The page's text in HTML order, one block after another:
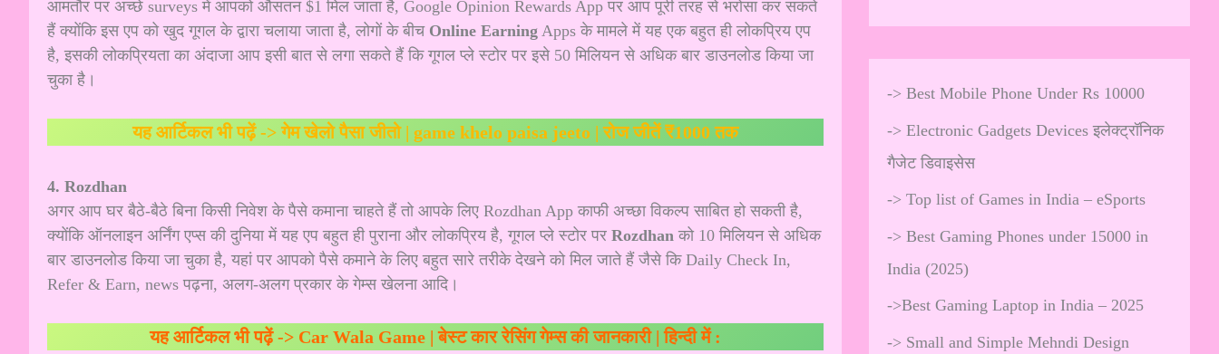
आमतौर पर अच्छे surveys में आपको औसतन $1 मिल जाता है, Google Opinion Rewards App पर आप पूरी तरह से भरोसा कर सकते
हैं क्योंकि इस एप को खुद गूगल के द्वारा चलाया जाता है, लोगों के बीच Online Earning Apps के मामले में यह एक बहुत ही लोकप्रिय एप
है, इसकी लोकप्रियता का अंदाजा आप इसी बात से लगा सकते हैं कि गूगल प्ले स्टोर पर इसे 50 मिलियन से अधिक बार डाउनलोड किया जा
चुका है।
यह आर्टिकल भी पढ़ें ->गेम खेलो पैसा जीतो | game khelo paisa jeeto | रोज जीतें ₹1000 तक
4. Rozdhan
अगर आप घर बैठे-बैठे बिना किसी निवेश के पैसे कमाना चाहते हैं तो आपके लिए Rozdhan App काफी अच्छा विकल्प साबित हो सकती है,
क्योंकि ऑनलाइन अर्निंग एप्स की दुनिया में यह एप बहुत ही पुराना और लोकप्रिय है, गूगल प्ले स्टोर पर Rozdhan को 10 मिलियन से अधिक
बार डाउनलोड किया जा चुका है, यहां पर आपको पैसे कमाने के लिए बहुत सारे तरीके देखने को मिल जाते हैं जैसे कि Daily Check In,
Refer & Earn, news पढ़ना, अलग-अलग प्रकार के गेम्स खेलना आदि।
यह आर्टिकल भी पढ़ें -> Car Wala Game | बेस्ट कार रेसिंग गेम्स की जानकारी | हिन्दी में :
-> Best Mobile Phone Under Rs 10000
-> Electronic Gadgets Devices इलेक्ट्रॉनिक
गैजेट डिवाइसेस
-> Top list of Games in India – eSports
-> Best Gaming Phones under 15000 in
India (2025)
->Best Gaming Laptop in India – 2025
-> Small and Simple Mehndi Design